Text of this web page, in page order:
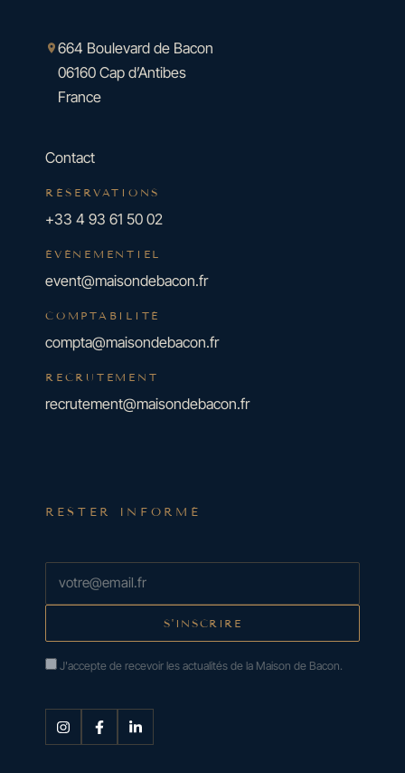
664 Boulevard de Bacon
06160 Cap d’Antibes
France
Contact
RÉSERVATIONS
+33 4 93 61 50 02
ÉVÉNEMENTIEL
event@maisondebacon.fr
COMPTABILITÉ
compta@maisondebacon.fr
RECRUTEMENT
recrutement@maisondebacon.fr
RESTER INFORMÉ
J'accepte de recevoir les actualités de la Maison de Bacon.